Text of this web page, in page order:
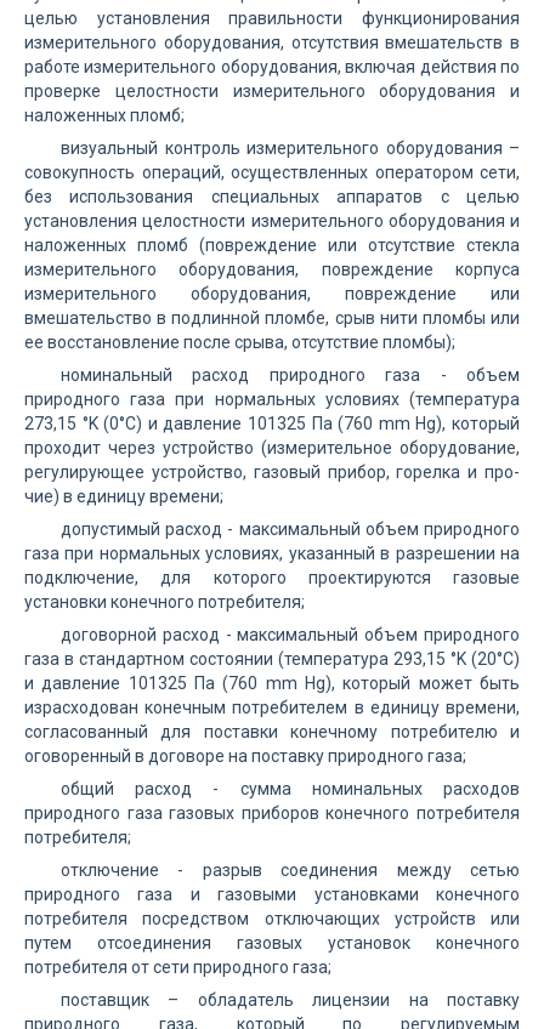
целью установления правильности функционирования
измерительного оборудования, отсутствия вмешательств в
работе измерительного оборудования, включая действия по
проверке целостности измерительного оборудования и
наложенных пломб;
визуальный контроль измерительного оборудования –
совокупность операций, осуществлен­ных оператором сети,
без использования специальных аппаратов с целью
установления целостности измерительного оборудования и
наложенных пломб (повреждение или отсутствие стекла
измерительного оборудования, повреждение корпуса
измерительного оборудования, повреждение или
вмешательство в подлинной пломбе, срыв нити пломбы или
ее восстановление после срыва, отсутствие пломбы);
номинальный расход природного газа - объем
природного газа при нормальных условиях (температура
273,15 °K (0°C) и давление 101325 Па (760 mm Hg), который
проходит через устройство (измерительное оборудование,
регу­лирующее устройство, газовый прибор, горелка и про­
чие) в единицу времени;
допустимый расход - максимальный объем природного
газа при нормальных условиях, указанный в разрешении на
подключение, для которого проектируются газовые
установки конечного потребителя;
договорной расход - максимальный объем природного
газа в стандартном состоянии (температура 293,15 °K (20°C)
и давление 101325 Па (760 mm Hg), который может быть
израсходован конечным потребителем в единицу времени,
согласованный для поставки конечному потребителю и
оговоренный в договоре на поставку природного газа;
общий расход - сумма номинальных расходов
природного газа газовых приборов конечного потребителя
потребителя;
отключение - разрыв соединения между сетью
природного газа и газовыми установками конечного
потребителя посредством отключающих устройств или
путем отсоединения газовых установок конечного
потребителя от сети природного газа;
поставщик – обладатель лицензии на поставку
природного газа, который по регулируемым